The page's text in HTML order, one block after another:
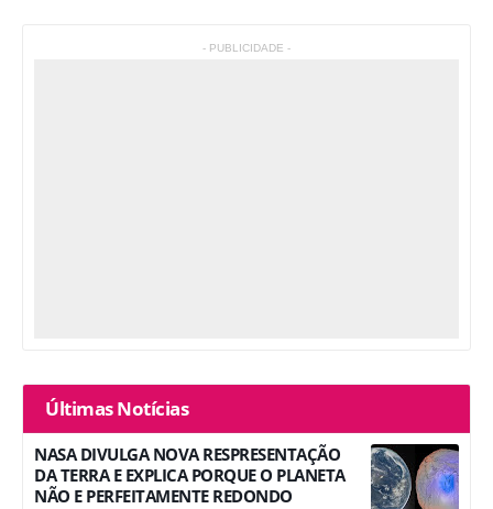
- PUBLICIDADE -
Últimas Notícias
NASA DIVULGA NOVA RESPRESENTAÇÃO
DA TERRA E EXPLICA PORQUE O PLANETA
NÃO E PERFEITAMENTE REDONDO